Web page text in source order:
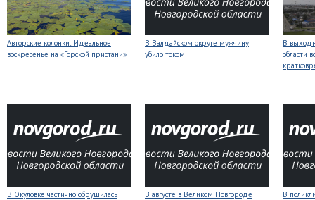
Авторские колонки: Идеальное
воскресенье на «Горской пристани»
В Валдайском округе мужчину
убило током
В
области
В Окуловке частично обрушилась
В августе в Великом Новгороде
В